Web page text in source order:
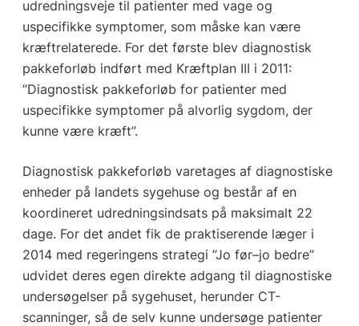
udredningsveje til patienter med vage og
uspecifikke symptomer, som måske kan være
kræftrelaterede. For det første blev diagnostisk
pakkeforløb indført med Kræftplan III i 2011:
”Diagnostisk pakkeforløb for patienter med
uspecifikke symptomer på alvorlig sygdom, der
kunne være kræft”.
Diagnostisk pakkeforløb varetages af diagnostiske
enheder på landets sygehuse og består af en
koordineret udredningsindsats på maksimalt 22
dage. For det andet fik de praktiserende læger i
2014 med regeringens strategi ”Jo før–jo bedre”
udvidet deres egen direkte adgang til diagnostiske
undersøgelser på sygehuset, herunder CT-
scanninger, så de selv kunne undersøge patienter